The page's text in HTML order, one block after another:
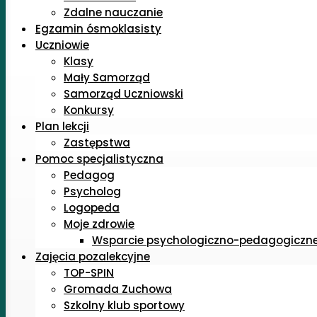
Zdalne nauczanie
Egzamin ósmoklasisty
Uczniowie
Klasy
Mały Samorząd
Samorząd Uczniowski
Konkursy
Plan lekcji
Zastępstwa
Pomoc specjalistyczna
Pedagog
Psycholog
Logopeda
Moje zdrowie
Wsparcie psychologiczno-
Zajęcia pozalekcyjne
TOP-SPIN
Gromada Zuchowa
Szkolny klub sportowy